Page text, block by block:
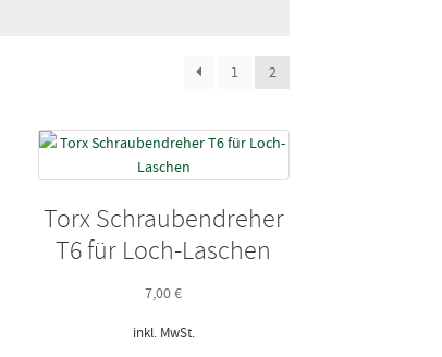
1 2
Torx Schraubendreher
T6 für Loch-Laschen
7,00€
inkl. MwSt.